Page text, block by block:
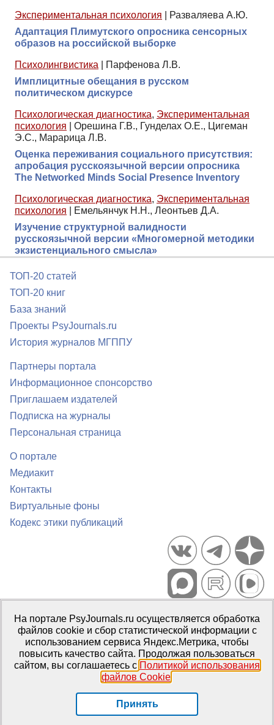
Экспериментальная психология
Разваляева А.Ю.
Адаптация Плимутского опросника сенсорных
образов на российской выборке
Психолингвистика
Парфенова Л.В.
Имплицитные обещания в русском
политическом дискурсе
Психологическая диагностика, Экспериментальная
психология
Орешина Г.В., Гунделах О.Е., Цигеман
Э.С., Марарица Л.В.
Оценка переживания социального присутствия:
апробация русскоязычной версии опросника
The Networked Minds Social Presence Inventory
Психологическая диагностика, Экспериментальная
психология
Емельянчук Н.Н., Леонтьев Д.А.
Изучение структурной валидности
русскоязычной версии «Многомерной методики
экзистенциального смысла»
ТОП-20 статей
ТОП-20 книг
База знаний
Проекты PsyJournals.ru
История журналов МГППУ
Партнеры портала
Информационное спонсорство
Приглашаем издателей
Подписка на журналы
Персональная страница
О портале
Медиакит
Контакты
Виртуальные фоны
Кодекс этики публикаций
Портал психологических изданий PsyJournals.ru, 2007–2026
Правила использования материалов
Свидетельство регистрации СМИЭл № ФС77-66447 от 14 июля
2016 г.
Издатель: ФГБОУ ВО МГППУ
На портале PsyJournals.ru осуществляется обработка
файлов cookie и сбор статистической информации с
использованием сервиса Яндекс.Метрика, чтобы
повысить качество сайта. Продолжая пользоваться
сайтом, вы соглашаетесь с Политикой использования
файлов Cookie.
Принять